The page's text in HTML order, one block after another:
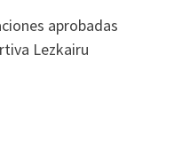
aprobadas
Lezkairu